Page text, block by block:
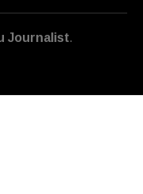
Journalist.